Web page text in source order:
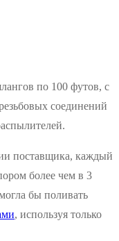
по 100 футов, с
соединений
поставщика, каждый
более чем в 3
бы поливать
, используя только